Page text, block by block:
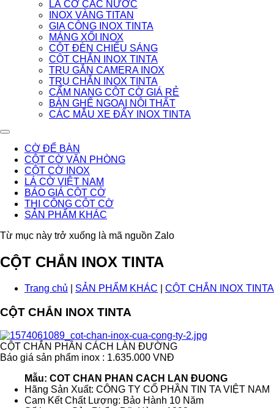
LÁ CỜ CÁC NƯỚC
INOX VÀNG TITAN
GIA CÔNG INOX TINTA
MÁNG XỐI INOX
CỘT ĐÈN CHIẾU SÁNG
CỘT CHẮN INOX TINTA
TRỤ GẮN CAMERA INOX
TRỤ CHẮN INOX TINTA
CẨM NANG CỘT CỜ GIÁ RẺ
BÀN GHẾ NGOẠI NỘI THẤT
CÁC MẪU XE ĐẨY INOX TINTA
CỜ ĐỂ BÀN
CỘT CỜ VĂN PHÒNG
CỘT CỜ INOX
LÁ CỜ VIỆT NAM
BÁO GIÁ CỘT CỜ
THI CÔNG CỘT CỜ
SẢN PHẨM KHÁC
Từ mục này trở xuống là mã nguồn Zalo
CỘT CHẮN INOX TINTA
Trang chủ SẢN PHẨM KHÁC CỘT CHẮN INOX TINTA
CỘT CHẮN INOX TINTA
CỘT CHẮN PHÂN CÁCH LÀN ĐƯỜNG
Báo giá sản phẩm inox : 1.635.000 VNĐ
Mẫu: COT CHAN PHAN CACH LAN ĐUONG
Hãng Sản Xuất: CÔNG TY CỔ PHẦN TIN TA VIỆT NAM
Cam Kết Chất Lượng: Bảo Hành 10 Năm